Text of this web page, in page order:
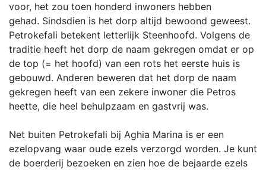
voor, het zou toen honderd inwoners hebben
gehad. Sindsdien is het dorp altijd bewoond geweest.
Petrokefali betekent letterlijk Steenhoofd. Volgens de
traditie heeft het dorp de naam gekregen omdat er op
de top (= het hoofd) van een rots het eerste huis is
gebouwd. Anderen beweren dat het dorp de naam
gekregen heeft van een zekere inwoner die Petros
heette, die heel behulpzaam en gastvrij was.
Net buiten Petrokefali bij Aghia Marina is er een
ezelopvang waar oude ezels verzorgd worden. Je kunt
de boerderij bezoeken en zien hoe de bejaarde ezels